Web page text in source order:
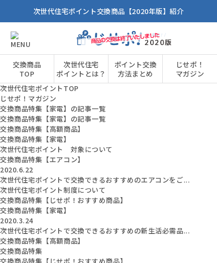
次世代住宅ポイント交換商品【2020年版】紹介
交換商品
TOP
次世代住宅
ポイントとは？
ポイント交換
方法まとめ
じせポ！
マガジン
次世代住宅ポイントTOP
じせポ！マガジン
交換商品特集【家電】の記事一覧
交換商品特集【家電】の記事一覧
交換商品特集【高額商品】
交換商品特集【家電】
次世代住宅ポイント 対象について
交換商品特集【エアコン】
2020.6.22
次世代住宅ポイントで交換できるおすすめのエアコンをご...
次世代住宅ポイント制度について
交換商品特集【じせポ！おすすめ商品】
交換商品特集【家電】
2020.3.24
次世代住宅ポイントで交換できるおすすめの新生活必需品...
交換商品特集【高額商品】
交換商品特集
交換商品特集【じせポ！おすすめ商品】